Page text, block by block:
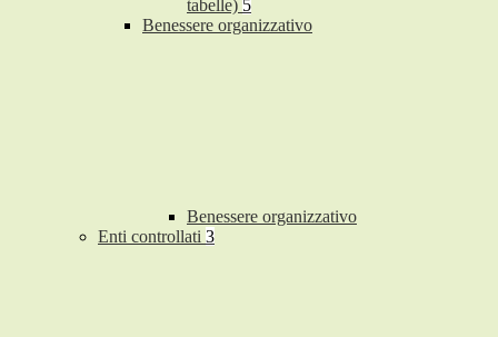
tabelle) 5
Benessere organizzativo
Benessere organizzativo
Enti controllati 3